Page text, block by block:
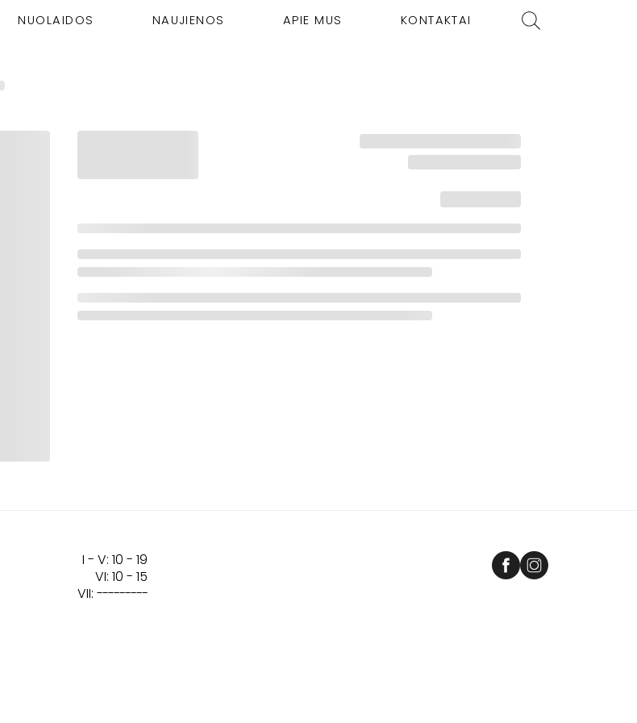
NUOLAIDOS NAUJIENOS APIE MUS KONTAKTAI
I - V: 10 - 19
VI: 10 - 15
VII: ---------